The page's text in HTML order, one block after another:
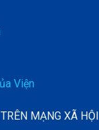
Viện
MẠNG XÃ HỘI